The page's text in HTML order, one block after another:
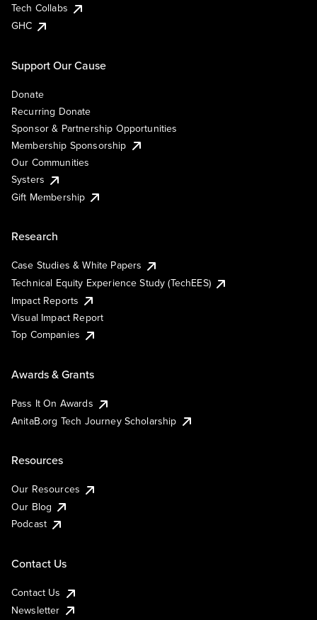
Tech Collabs
GHC
Support Our Cause
Donate
Recurring Donate
Sponsor & Partnership Opportunities
Membership Sponsorship
Our Communities
Systers
Gift Membership
Research
Case Studies & White Papers
Technical Equity Experience Study (TechEES)
Impact Reports
Visual Impact Report
Top Companies
Awards & Grants
Pass It On Awards
AnitaB.org Tech Journey Scholarship
Resources
Our Resources
Our Blog
Podcast
Contact Us
Contact Us
Newsletter